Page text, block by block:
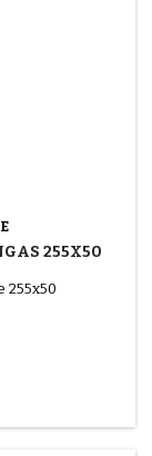
255X50
255x50